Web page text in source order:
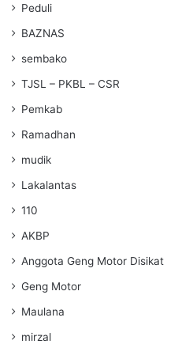
Peduli
BAZNAS
sembako
TJSL – PKBL – CSR
Pemkab
Ramadhan
mudik
Lakalantas
110
AKBP
Anggota Geng Motor Disikat
Geng Motor
Maulana
mirzal